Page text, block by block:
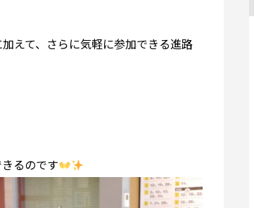
えて、さらに気軽に参加できる進路
るのです